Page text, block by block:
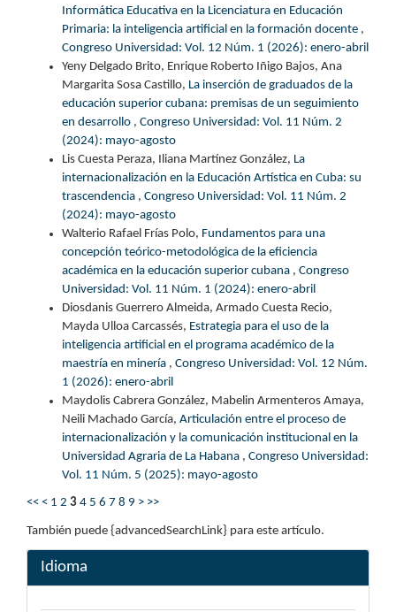
Informática Educativa en la Licenciatura en Educación
Primaria: la inteligencia artificial en la formación docente ,
Congreso Universidad: Vol. 12 Núm. 1 (2026): enero-abril
Yeny Delgado Brito, Enrique Roberto Iñigo Bajos, Ana
Margarita Sosa Castillo, La inserción de graduados de la
educación superior cubana: premisas de un seguimiento
en desarrollo , Congreso Universidad: Vol. 11 Núm. 2
(2024): mayo-agosto
Lis Cuesta Peraza, Iliana Martínez González, La
internacionalización en la Educación Artística en Cuba: su
trascendencia , Congreso Universidad: Vol. 11 Núm. 2
(2024): mayo-agosto
Walterio Rafael Frías Polo, Fundamentos para una
concepción teórico-metodológica de la eficiencia
académica en la educación superior cubana , Congreso
Universidad: Vol. 11 Núm. 1 (2024): enero-abril
Diosdanis Guerrero Almeida, Armado Cuesta Recio,
Mayda Ulloa Carcassés, Estrategia para el uso de la
inteligencia artificial en el programa académico de la
maestría en minería , Congreso Universidad: Vol. 12 Núm.
1 (2026): enero-abril
Maydolis Cabrera González, Mabelin Armenteros Amaya,
Neili Machado García, Articulación entre el proceso de
internacionalización y la comunicación institucional en la
Universidad Agraria de La Habana , Congreso Universidad:
Vol. 11 Núm. 5 (2025): mayo-agosto
<< < 1 2 3 4 5 6 7 8 9 > >>
También puede {advancedSearchLink} para este artículo.
Idioma